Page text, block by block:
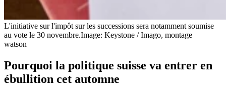
L'initiative sur l'impôt sur les successions sera notamment soumise
au vote le 30 novembre.Image: Keystone / Imago, montage
watson
Pourquoi la politique suisse va entrer en
ébullition cet automne